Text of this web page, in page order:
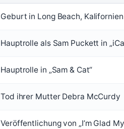
Geburt in Long Beach, Kalifornien
Hauptrolle als Sam Puckett in
Hauptrolle in „Sam & Cat“
Tod ihrer Mutter Debra McCurdy
Veröffentlichung von „I’m Glad